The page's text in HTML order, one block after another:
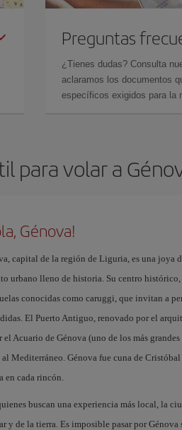
Preguntas
¿Tienes dudas? Consulta
aclaramos los documentos
específicos exigidos para la
para volar a
Génova!
capital de la región de Liguria, es una joya
urbano lleno de historia. Su centro histórico,
conocidas como caruggi, que invitan a
El Puerto Antiguo, renovado por el
el Acuario de Génova (uno de los más
al Mediterráneo. Génova fue cuna de
en cada rincón.
buscan una experiencia más local, la
y de la tierra. Es imposible pasar por